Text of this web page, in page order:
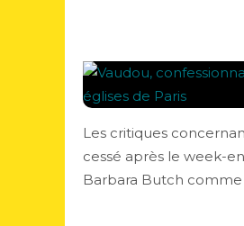
Les critiques
cessé après le week-
Barbara Butch comme